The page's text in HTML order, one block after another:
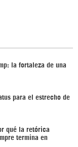
la fortaleza de una
para el estrecho de
qué la retórica
termina en